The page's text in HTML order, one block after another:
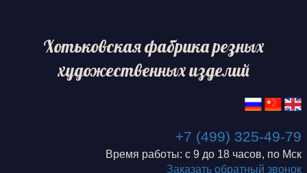
Хотьковская фабрика резных
художественных изделий
+7 (499) 325-49-79
Время работы: с 9 до 18 часов, по Мск
Заказать обратный звонок